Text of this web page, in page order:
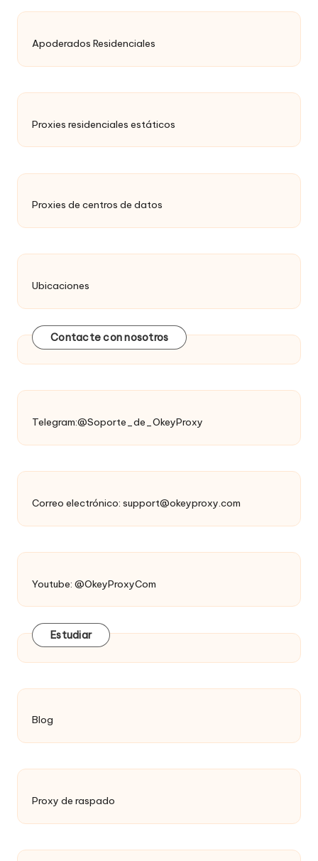
Apoderados Residenciales
Proxies residenciales estáticos
Proxies de centros de datos
Ubicaciones
Contacte con nosotros
Telegram:@Soporte_de_OkeyProxy
Correo electrónico: support@okeyproxy.com
Youtube: @OkeyProxyCom
Estudiar
Blog
Proxy de raspado